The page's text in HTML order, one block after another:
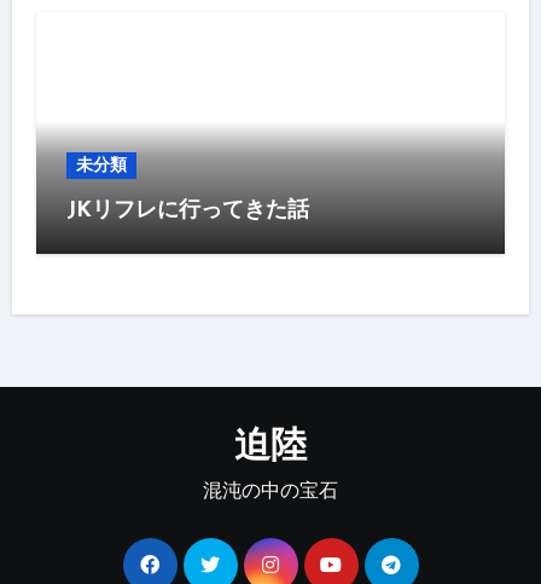
未分類
JKリフレに行ってきた話
迫陸
混沌の中の宝石